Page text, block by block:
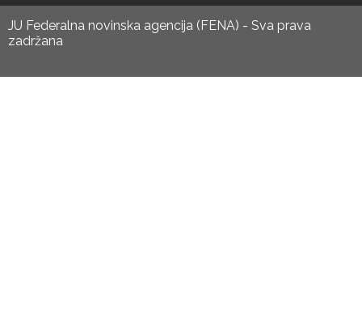
JU Federalna novinska agencija (FENA) - Sva prava
zadržana